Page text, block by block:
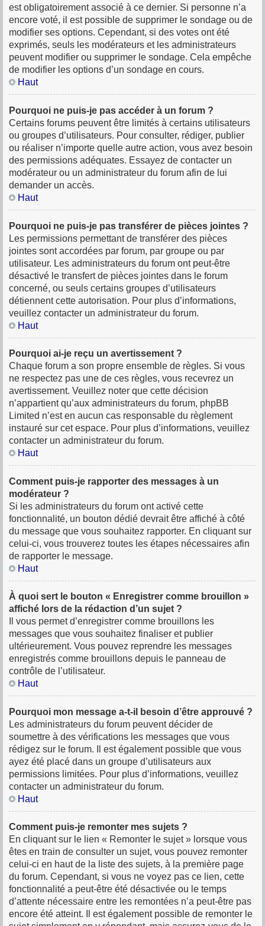
est obligatoirement associé à ce dernier. Si personne n’a
encore voté, il est possible de supprimer le sondage ou de
modifier ses options. Cependant, si des votes ont été
exprimés, seuls les modérateurs et les administrateurs
peuvent modifier ou supprimer le sondage. Cela empêche
de modifier les options d’un sondage en cours.
Haut
Pourquoi ne puis-je pas accéder à un forum ?
Certains forums peuvent être limités à certains utilisateurs
ou groupes d’utilisateurs. Pour consulter, rédiger, publier
ou réaliser n’importe quelle autre action, vous avez besoin
des permissions adéquates. Essayez de contacter un
modérateur ou un administrateur du forum afin de lui
demander un accès.
Haut
Pourquoi ne puis-je pas transférer de pièces jointes ?
Les permissions permettant de transférer des pièces
jointes sont accordées par forum, par groupe ou par
utilisateur. Les administrateurs du forum ont peut-être
désactivé le transfert de pièces jointes dans le forum
concerné, ou seuls certains groupes d’utilisateurs
détiennent cette autorisation. Pour plus d’informations,
veuillez contacter un administrateur du forum.
Haut
Pourquoi ai-je reçu un avertissement ?
Chaque forum a son propre ensemble de règles. Si vous
ne respectez pas une de ces règles, vous recevrez un
avertissement. Veuillez noter que cette décision
n’appartient qu’aux administrateurs du forum, phpBB
Limited n’est en aucun cas responsable du règlement
instauré sur cet espace. Pour plus d’informations, veuillez
contacter un administrateur du forum.
Haut
Comment puis-je rapporter des messages à un
modérateur ?
Si les administrateurs du forum ont activé cette
fonctionnalité, un bouton dédié devrait être affiché à côté
du message que vous souhaitez rapporter. En cliquant sur
celui-ci, vous trouverez toutes les étapes nécessaires afin
de rapporter le message.
Haut
À quoi sert le bouton « Enregistrer comme brouillon »
affiché lors de la rédaction d’un sujet ?
Il vous permet d’enregistrer comme brouillons les
messages que vous souhaitez finaliser et publier
ultérieurement. Vous pouvez reprendre les messages
enregistrés comme brouillons depuis le panneau de
contrôle de l’utilisateur.
Haut
Pourquoi mon message a-t-il besoin d’être approuvé ?
Les administrateurs du forum peuvent décider de
soumettre à des vérifications les messages que vous
rédigez sur le forum. Il est également possible que vous
ayez été placé dans un groupe d’utilisateurs aux
permissions limitées. Pour plus d’informations, veuillez
contacter un administrateur du forum.
Haut
Comment puis-je remonter mes sujets ?
En cliquant sur le lien « Remonter le sujet » lorsque vous
êtes en train de consulter un sujet, vous pouvez remonter
celui-ci en haut de la liste des sujets, à la première page
du forum. Cependant, si vous ne voyez pas ce lien, cette
fonctionnalité a peut-être été désactivée ou le temps
d’attente nécessaire entre les remontées n’a peut-être pas
encore été atteint. Il est également possible de remonter le